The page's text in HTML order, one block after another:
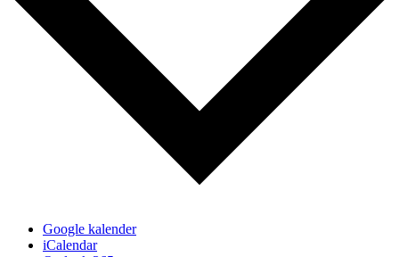
Google kalender
iCalendar